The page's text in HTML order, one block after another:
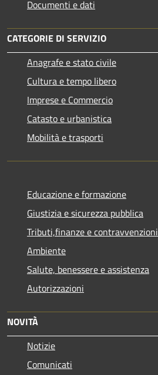
Documenti e dati
CATEGORIE DI SERVIZIO
Anagrafe e stato civile
Cultura e tempo libero
Imprese e Commercio
Catasto e urbanistica
Mobilità e trasporti
Educazione e formazione
Giustizia e sicurezza pubblica
Tributi,finanze e contravvenzioni
Ambiente
Salute, benessere e assistenza
Autorizzazioni
NOVITÀ
Notizie
Comunicati